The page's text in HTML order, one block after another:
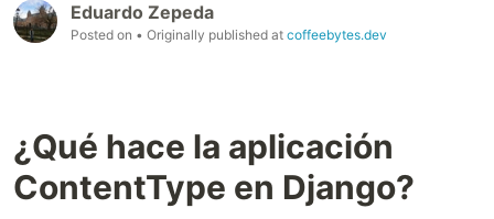
Eduardo Zepeda
Posted on • Originally published at coffeebytes.dev
¿Qué hace la aplicación
ContentType en Django?